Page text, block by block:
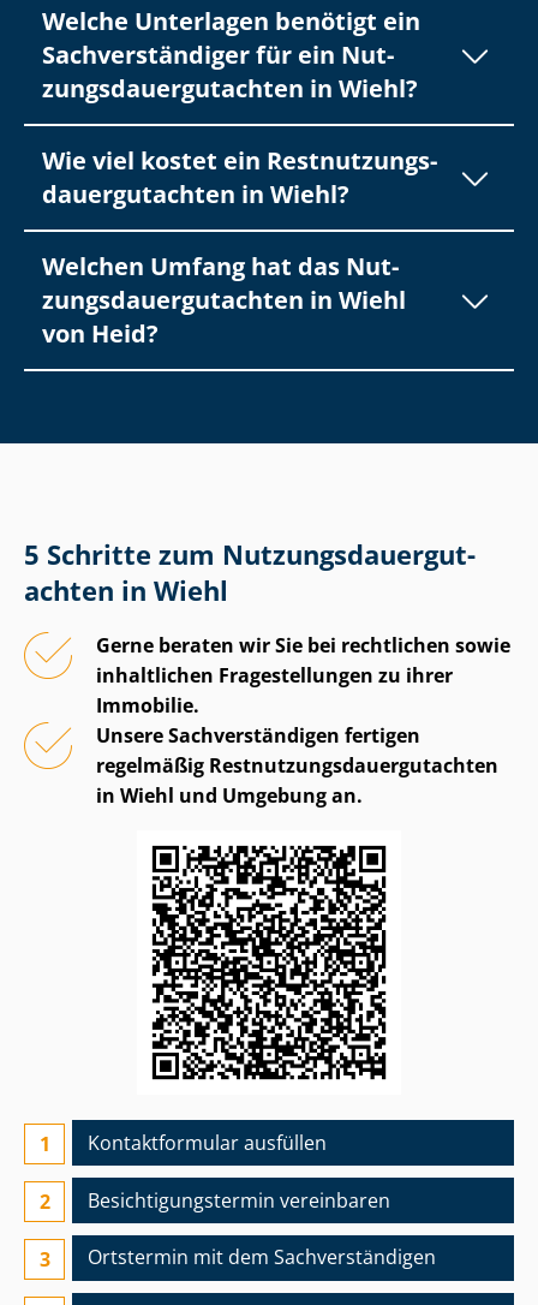
Welche Unterlagen benötigt ein
Sach­ver­stän­di­ger für ein Nut­
zungs­dau­er­gut­ach­ten in Wiehl?
Wie viel kostet ein Rest­nut­zungs­
dau­er­gut­ach­ten in Wiehl?
Welchen Umfang hat das Nut­
zungs­dau­er­gut­ach­ten in Wiehl
von Heid?
5 Schritte zum Nut­zungs­dau­er­gut­
ach­ten in Wiehl
Gerne beraten wir Sie bei rechtlichen sowie
inhaltlichen Fragestellungen zu ihrer
Immobilie.
Unsere Sach­ver­stän­di­gen fertigen
regelmäßig Rest­nut­zungs­dau­er­gut­ach­ten
in Wiehl und Umgebung an.
Kontaktformular ausfüllen
Besichtigungs­termin vereinbaren
Ortstermin mit dem Sach­ver­stän­di­gen